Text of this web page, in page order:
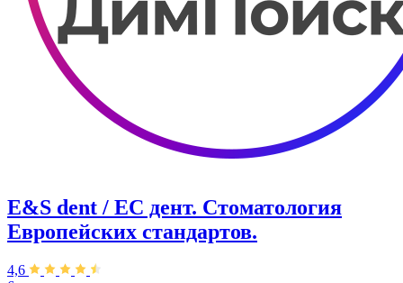
E&S dent / ЕС дент. Стоматология
Европейских стандартов.
4,6